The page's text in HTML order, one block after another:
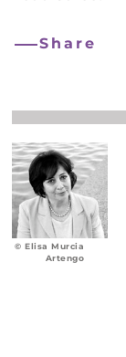
Share
© Elisa Murcia
Artengo